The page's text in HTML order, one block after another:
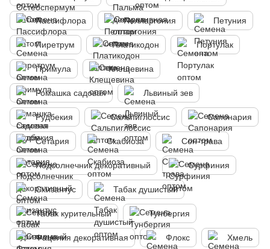
Пассифлора Пелларгония Петуния
Пиретрум Платикодон Портулак
Примула Клещевина
Ромашка садовая Львиный зев
Рудбекия Сальпиглоссис Сапонария
Сетария Скабиоза Сон-трава
Подсолнечник декоративный Сурфиния
Схизантус Табак душистый
Табак курительный Тунбергия
Фацелия декоративная Флокс Хмель